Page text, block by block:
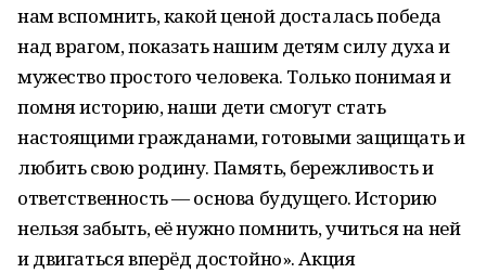
нам вспомнить, какой ценой досталась победа
над врагом, показать нашим детям силу духа и
мужество простого человека. Только понимая и
помня историю, наши дети смогут стать
настоящими гражданами, готовыми защищать и
любить свою родину. Память, бережливость и
ответственность — основа будущего. Историю
нельзя забыть, её нужно помнить, учиться на ней
и двигаться вперёд достойно». Акция